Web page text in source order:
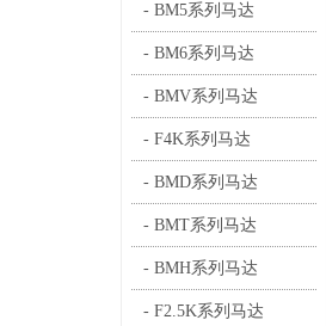
- BM5系列马达
- BM6系列马达
- BMV系列马达
- F4K系列马达
- BMD系列马达
- BMT系列马达
- BMH系列马达
- F2.5K系列马达